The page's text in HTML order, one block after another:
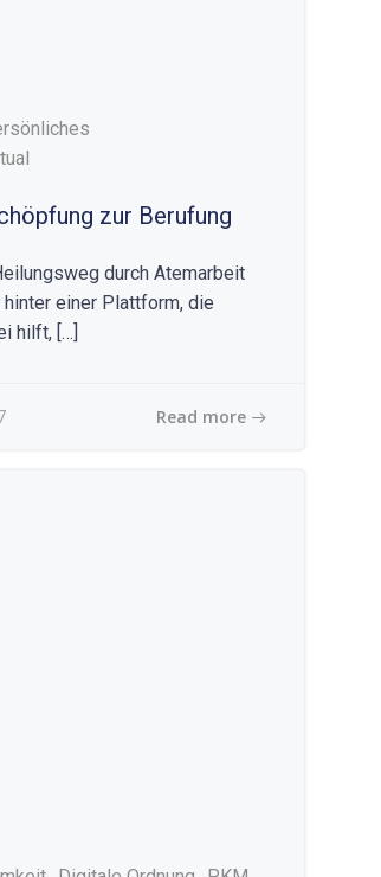
zur Berufung
durch Atemarbeit
einer Plattform, die
hilft, […]
Read more